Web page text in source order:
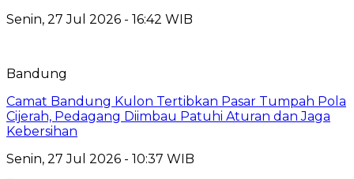
Senin, 27 Jul 2026 - 16:42 WIB
Bandung
Camat Bandung Kulon Tertibkan Pasar Tumpah Pola
Cijerah, Pedagang Diimbau Patuhi Aturan dan Jaga
Kebersihan
Senin, 27 Jul 2026 - 10:37 WIB